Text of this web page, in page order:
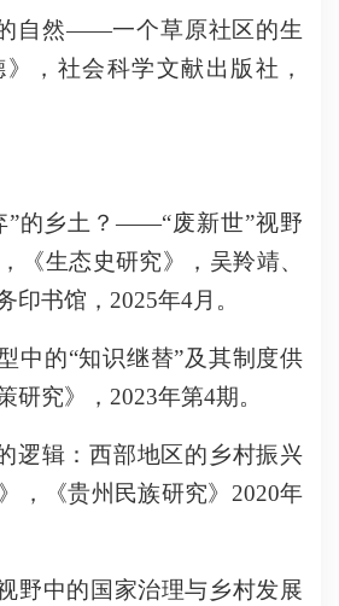
然——一个草原社区的生
，社会科学文献出版社，
乡土？——“废新世”视野
《生态史研究》，吴羚靖、
印书馆，2025年4月。
的“知识继替”及其制度供
研究》，2023年第4期。
辑：西部地区的乡村振兴
，《贵州民族研究》2020年
中的国家治理与乡村发展